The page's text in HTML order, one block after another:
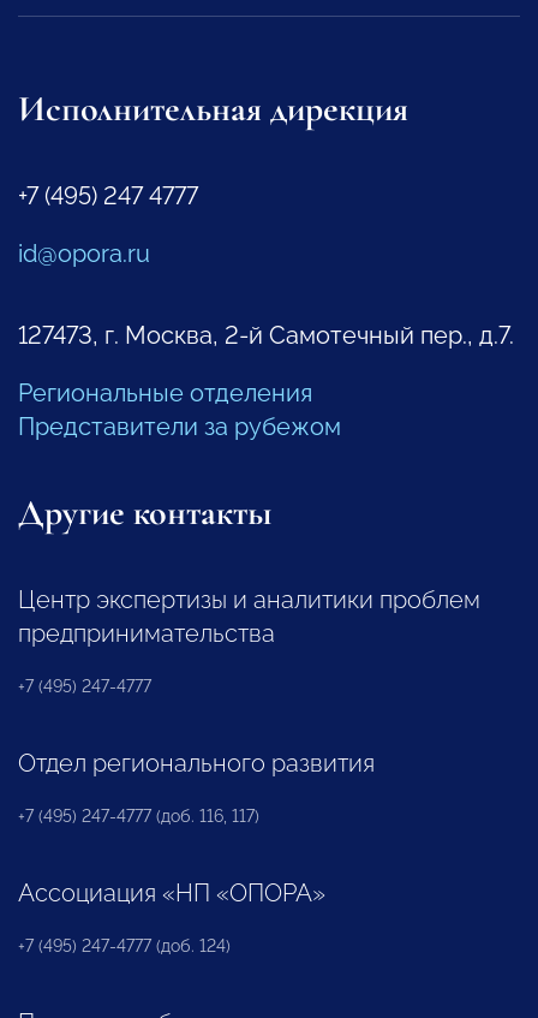
Исполнительная дирекция
+7 (495) 247 4777
id@opora.ru
127473, г. Москва, 2-й Самотечный пер., д.7.
Региональные отделения
Представители за рубежом
Другие контакты
Центр экспертизы и аналитики проблем
предпринимательства
+7 (495) 247-4777
Отдел регионального развития
+7 (495) 247-4777 (доб. 116, 117)
Ассоциация «НП «ОПОРА»
+7 (495) 247-4777 (доб. 124)